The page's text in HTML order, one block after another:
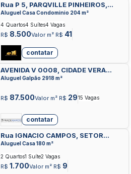
Rua P 5, PARQVILLE PINHEIROS,
APARECIDA DE GOIANIA
Aluguel Casa Condominio 204 m²
R$ 8.500Valor m² R$ 41
4 Quartos4 Suítes4 Vagas
contatar
AVENIDA V 0008, CIDADE VERA
CRUZ, APARECIDA DE GOIANIA
Aluguel Galpão 2918 m²
R$ 87.500Valor m² R$ 2915 Vagas
contatar
Rua IGNACIO CAMPOS, SETOR
SERRA DOURADA, APARECIDA DE
Aluguel Casa 180 m²
R$ 1.700Valor m² R$ 9
2 Quartos1 Suíte2 Vagas